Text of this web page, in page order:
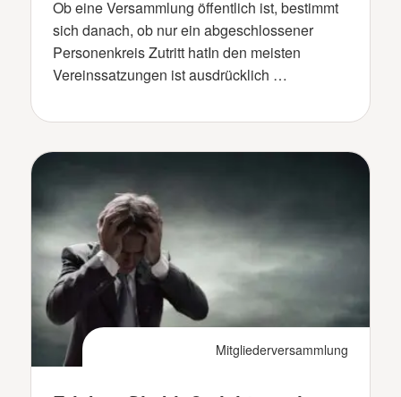
Ob eine Versammlung öffentlich ist, bestimmt
sich danach, ob nur ein abgeschlossener
Personenkreis Zutritt hatIn den meisten
Vereinssatzungen ist ausdrücklich …
Mitgliederversammlung